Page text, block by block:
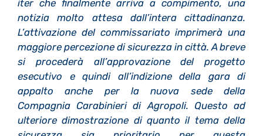
iter che finalmente arriva a compimento, una
notizia molto attesa dall’intera cittadinanza.
L’attivazione del commissariato imprimerà una
maggiore percezione di sicurezza in città. A breve
si procederà all’approvazione del progetto
esecutivo e quindi all’indizione della gara di
appalto anche per la nuova sede della
Compagnia Carabinieri di Agropoli. Questo ad
ulteriore dimostrazione di quanto il tema della